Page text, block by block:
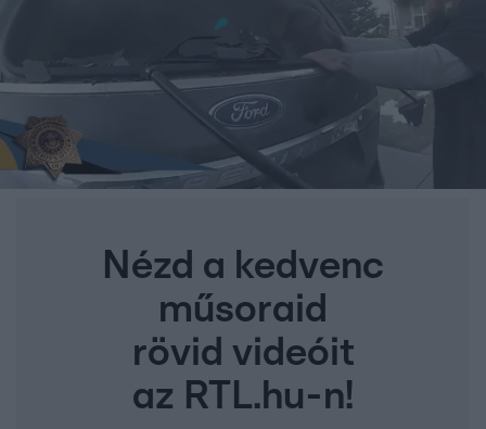
Nézd a kedvenc
műsoraid
rövid videóit
az RTL.hu-n!